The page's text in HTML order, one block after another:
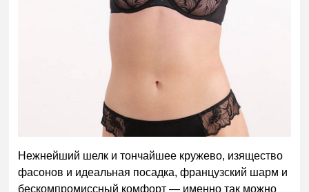
Нежнейший шелк и тончайшее кружево, изящество
фасонов и идеальная посадка, французский шарм и
бескомпромиссный комфорт — именно так можно